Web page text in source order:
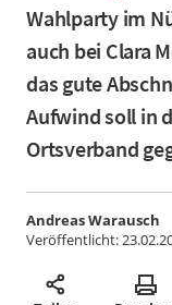
Wahlparty im
auch bei Clara
das gute
Aufwind soll in
Ortsverband
Andreas Warausch
Veröffentlicht: